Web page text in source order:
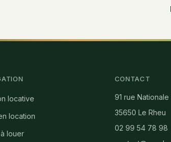
locative
location
louer
CONTACT
91 rue Nationale
35650 Le Rheu
02 99 54 78 98